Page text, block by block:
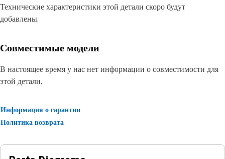
Технические характеристики этой детали скоро будут
добавлены.
Совместимые модели
В настоящее время у нас нет информации о совместимости для
этой детали.
Информация о гарантии
Политика возврата